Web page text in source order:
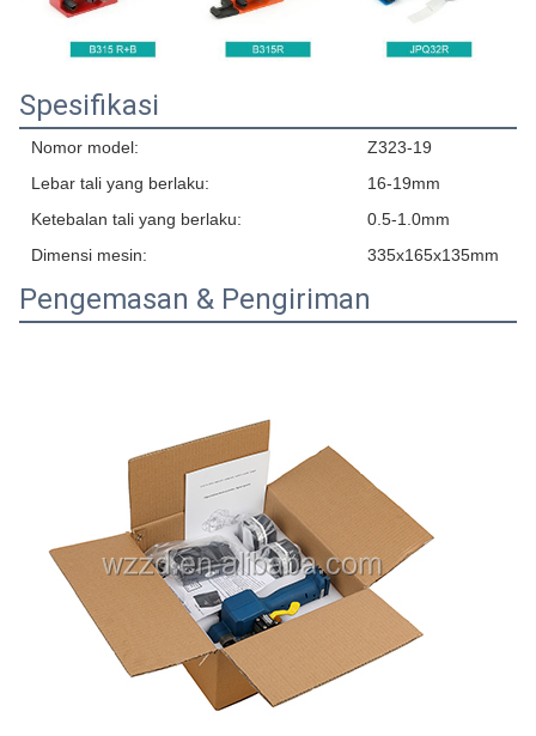
Spesifikasi
Nomor model:
Z323-19
Lebar tali yang berlaku:
16-19mm
Ketebalan tali yang berlaku:
0.5-1.0mm
Dimensi mesin:
335x165x135mm
Pengemasan & Pengiriman